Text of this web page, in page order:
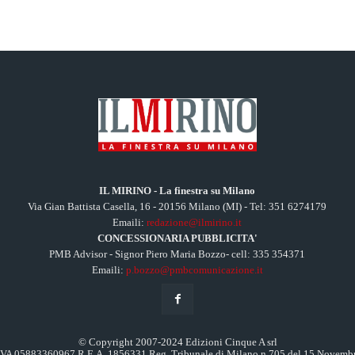
IL MIRINO - La finestra su Milano
Via Gian Battista Casella, 16 - 20156 Milano (MI) - Tel: 351 6274179
Emaili:redazione@ilmirino.it
CONCESSIONARIA PUBBLICITA'
PMB Advisor - Signor Piero Maria Bozzo- cell: 335 354371
Emaili: p.bozzo@pmbcomunicazione.it
© Copyright 2007-2024 Edizioni Cinque A srl